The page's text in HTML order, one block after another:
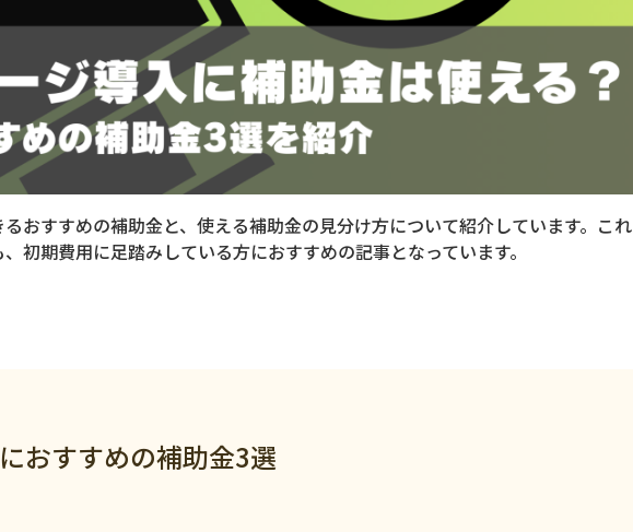
おすすめの補助金と、使える補助金の見分け方について紹介しています。これ
初期費用に足踏みしている方におすすめの記事となっています。
おすすめの補助金3選